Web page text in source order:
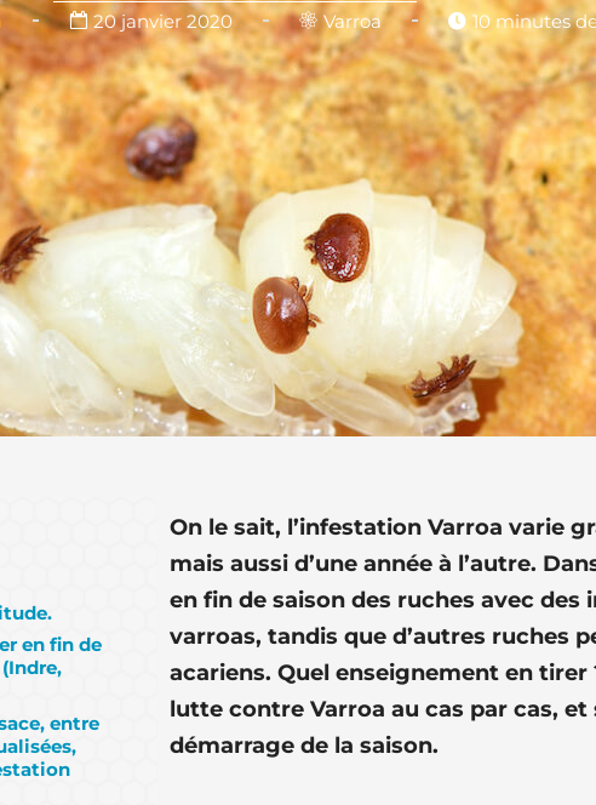
20 janvier 2020 Varroa 10 minutes
en fin de
entre
On le sait, l’infestation Varroa varie
mais aussi d’une année à l’autre.
en fin de saison des ruches avec
varroas, tandis que d’autres ruches
acariens. Quel enseignement en
lutte contre Varroa au cas par cas,
démarrage de la saison.